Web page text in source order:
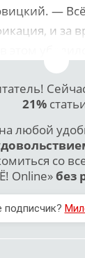
—
и за
21%
любой
со
Online»без